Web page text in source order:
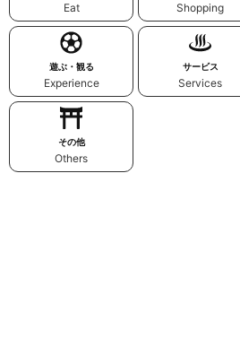
Eat Shopping
遊ぶ・観る
Experience
サービス
Services
その他
Others